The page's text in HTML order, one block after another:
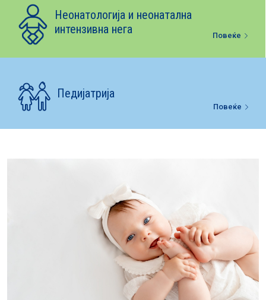
Неонатологија и неонатална
интензивна нега
Повеќе
Педијатрија
Повеќе